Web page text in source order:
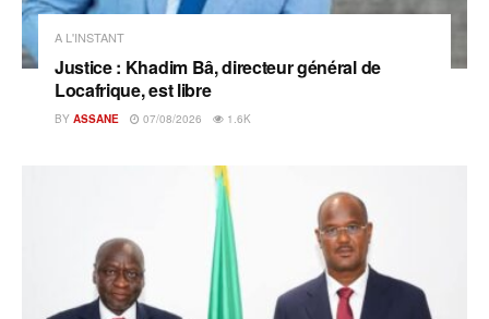
A L'INSTANT
Justice : Khadim Bâ, directeur général de
Locafrique, est libre
BY ASSANE 07/08/2026 1.6K